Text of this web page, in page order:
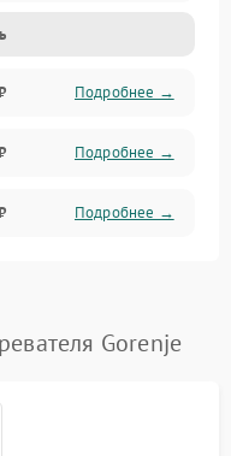
Подробнее →
Подробнее →
Подробнее →
Gorenje